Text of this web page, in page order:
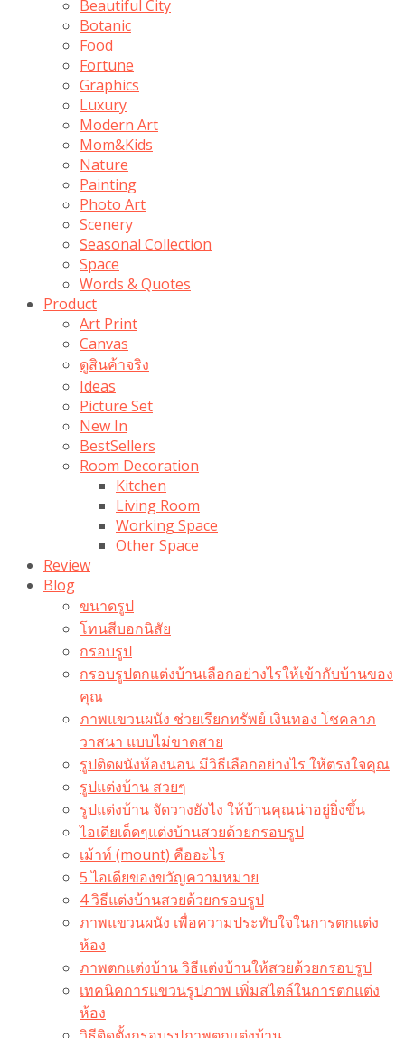
Beautiful City
Botanic
Food
Fortune
Graphics
Luxury
Modern Art
Mom&Kids
Nature
Painting
Photo Art
Scenery
Seasonal Collection
Space
Words & Quotes
Product
Art Print
Canvas
ดูสินค้าจริง
Ideas
Picture Set
New In
BestSellers
Room Decoration
Kitchen
Living Room
Working Space
Other Space
Review
Blog
ขนาดรูป
โทนสีบอกนิสัย
กรอบรูป
กรอบรูปตกแต่งบ้านเลือกอย่างไรให้เข้ากับบ้านของ
คุณ
ภาพแขวนผนัง ช่วยเรียกทรัพย์ เงินทอง โชคลาภ
วาสนา แบบไม่ขาดสาย
รูปติดผนังห้องนอน มีวิธีเลือกอย่างไร ให้ตรงใจคุณ
รูปแต่งบ้าน สวยๆ
รูปแต่งบ้าน จัดวางยังไง ให้บ้านคุณน่าอยู่ยิ่งขึ้น
ไอเดียเด็ดๆแต่งบ้านสวยด้วยกรอบรูป
เม้าท์ (mount) คืออะไร​
5 ไอเดียของขวัญความหมาย
4 วิธีแต่งบ้านสวยด้วยกรอบรูป
ภาพแขวนผนัง เพื่อความประทับใจในการตกแต่ง
ห้อง
ภาพตกแต่งบ้าน วิธีแต่งบ้านให้สวยด้วยกรอบรูป
เทคนิคการแขวนรูปภาพ เพิ่มสไตล์ในการตกแต่ง
ห้อง